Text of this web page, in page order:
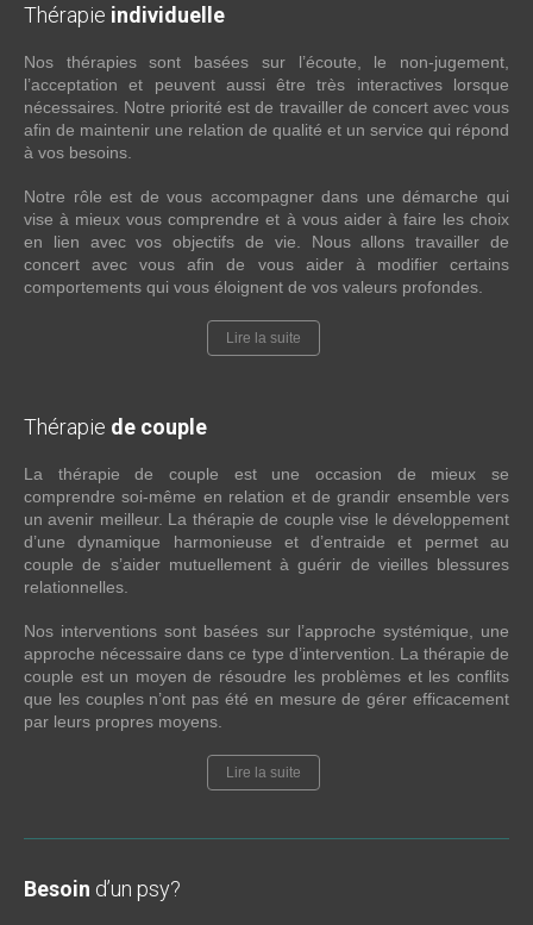
Thérapie individuelle
Nos thérapies sont basées sur l’écoute, le non-jugement,
l’acceptation et peuvent aussi être très interactives lorsque
nécessaires. Notre priorité est de travailler de concert avec vous
afin de maintenir une relation de qualité et un service qui répond
à vos besoins.
Notre rôle est de vous accompagner dans une démarche qui
vise à mieux vous comprendre et à vous aider à faire les choix
en lien avec vos objectifs de vie. Nous allons travailler de
concert avec vous afin de vous aider à modifier certains
comportements qui vous éloignent de vos valeurs profondes.
Lire la suite
Thérapie de couple
La thérapie de couple est une occasion de mieux se
comprendre soi-même en relation et de grandir ensemble vers
un avenir meilleur. La thérapie de couple vise le développement
d’une dynamique harmonieuse et d’entraide et permet au
couple de s’aider mutuellement à guérir de vieilles blessures
relationnelles.
Nos interventions sont basées sur l’approche systémique, une
approche nécessaire dans ce type d’intervention. La thérapie de
couple est un moyen de résoudre les problèmes et les conflits
que les couples n’ont pas été en mesure de gérer efficacement
par leurs propres moyens.
Lire la suite
Besoin d’un psy?